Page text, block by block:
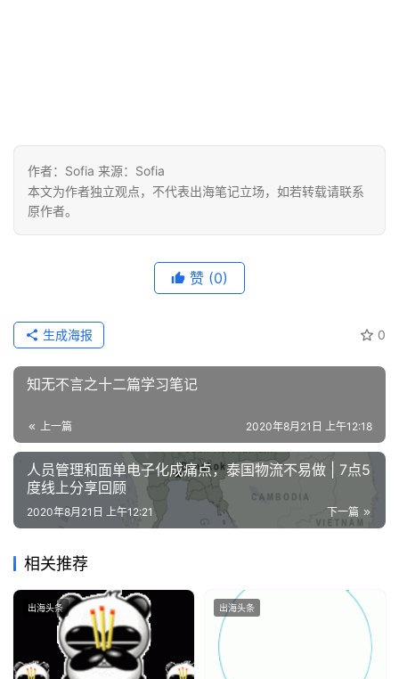
拆
解
操
盘
u
b
干
货
选
作者：Sofia 来源：Sofia
本文为作者独立观点，不代表出海笔记立场，如若转载请联系
原作者。
赞 (0)
0
生成海报
知无不言之十二篇学习笔记
上一篇 2020年8月21日 上午12:18
人员管理和面单电子化成痛点，泰国物流不易做 | 7点5
度线上分享回顾
下一篇
2020年8月21日 上午12:21
相关推荐
出海头条 出海头条